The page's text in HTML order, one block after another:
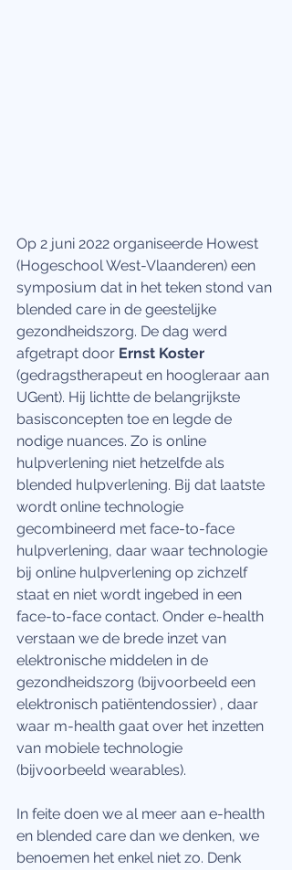
Op 2 juni 2022 organiseerde Howest
(Hogeschool West-Vlaanderen) een
symposium dat in het teken stond van
blended care in de geestelijke
gezondheidszorg. De dag werd
afgetrapt door Ernst Koster
(gedragstherapeut en hoogleraar aan
UGent). Hij lichtte de belangrijkste
basisconcepten toe en legde de
nodige nuances. Zo is online
hulpverlening niet hetzelfde als
blended hulpverlening. Bij dat laatste
wordt online technologie
gecombineerd met face-to-face
hulpverlening, daar waar technologie
bij online hulpverlening op zichzelf
staat en niet wordt ingebed in een
face-to-face contact. Onder e-health
verstaan we de brede inzet van
elektronische middelen in de
gezondheidszorg (bijvoorbeeld een
elektronisch patiëntendossier) , daar
waar m-health gaat over het inzetten
van mobiele technologie
(bijvoorbeeld wearables).
In feite doen we al meer aan e-health
en blended care dan we denken, we
benoemen het enkel niet zo. Denk